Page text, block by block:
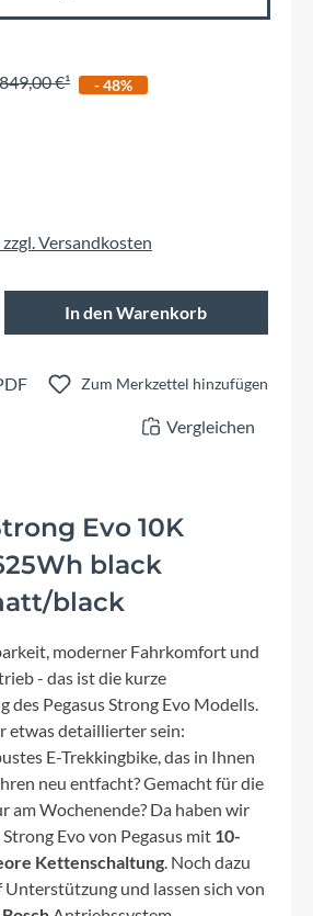
€ - 48%
Versandkosten
Gib den gewünschten
In den Warenkorb
Zum Merkzettel hinzufügen
Vergleichen
Evo 10K
black
black
moderner Fahrkomfort und
- das ist die kurze
des Pegasus Strong Evo Modells.
etwas detaillierter sein:
E-Trekkingbike, das in Ihnen
neu entfacht? Gemacht für die
am Wochenende? Da haben wir
Evo von Pegasus mit 10-
Kettenschaltung. Noch dazu
Unterstützung und lassen sich von